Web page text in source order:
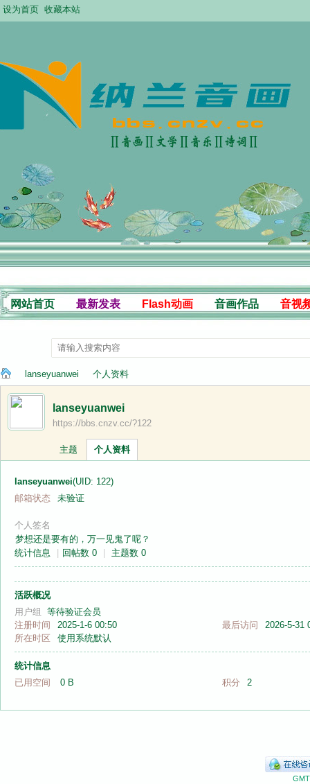
设为首页 收藏本站
网站首页 最新发表 Flash动画 音画作品 音视
音
›
lanseyuanwei 个人资料
lanseyuanwei
https://bbs.cnzv.cc/?122
主题 个人资料
lanseyuanwei(UID: 122)
邮箱状态
未验证
个人签名
梦想还是要有的，万一见鬼了呢？
统计信息
回帖数 0 主题数 0
活跃概况
用户组 等待验证会员
注册时间
2025-1-6 00:50 最后访问
2026-5-31
所在时区
使用系统默认
统计信息
已用空间
0 B 积分 2